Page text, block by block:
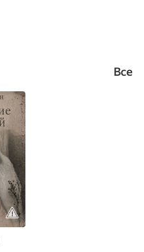
Все